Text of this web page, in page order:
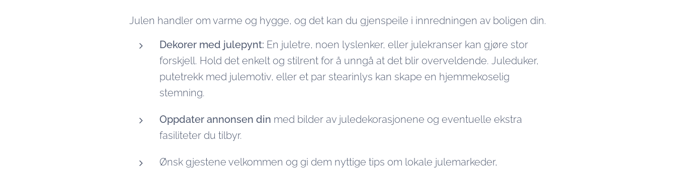
Julen handler om varme og hygge, og det kan du gjenspeile i innredningen av boligen din.
Dekorer med julepynt: En juletre, noen lyslenker, eller julekranser kan gjøre stor
forskjell. Hold det enkelt og stilrent for å unngå at det blir overveldende. Juleduker,
putetrekk med julemotiv, eller et par stearinlys kan skape en hjemmekoselig
stemning.
Oppdater annonsen din med bilder av juledekorasjonene og eventuelle ekstra
fasiliteter du tilbyr.
Ønsk gjestene velkommen og gi dem nyttige tips om lokale julemarkeder,